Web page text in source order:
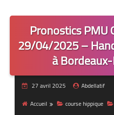
Pronostics
29/04/2025 –
à
27 avril 2025
Abdellatif
Accueil
course hippique